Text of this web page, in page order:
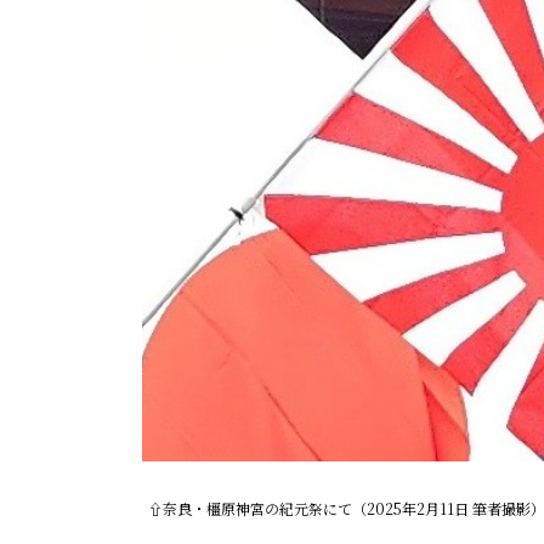
⇧奈良・橿原神宮の紀元祭にて（2025年2月11日 筆者撮影）